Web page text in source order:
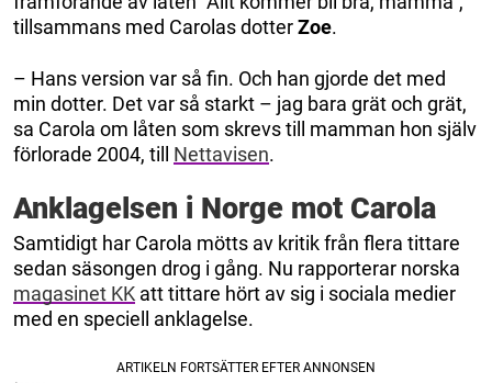
tillsammans med Carolas dotterZoe.
– Hans version var så fin. Och han gjorde det med
min dotter. Det var så starkt – jag bara grät och grät,
sa Carola om låten som skrevs till mamman hon själv
förlorade 2004, till Nettavisen.
Anklagelsen i Norge mot Carola
Samtidigt har Carola mötts av kritik från flera tittare
sedan säsongen drog i gång. Nu rapporterar norska
magasinet KK att tittare hört av sig i sociala medier
med en speciell anklagelse.